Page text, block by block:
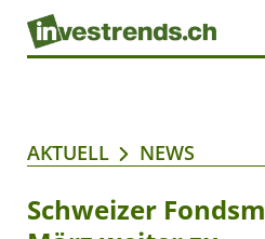
AKTUELL NEWS
Schweizer